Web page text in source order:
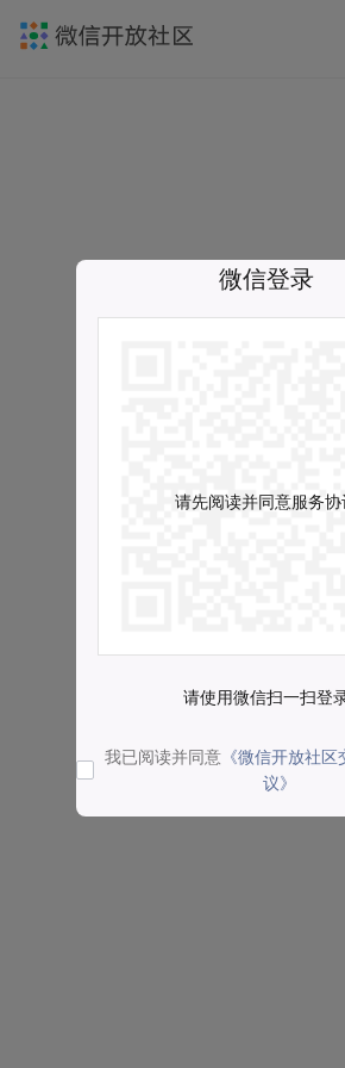
微信登录
请先阅读并同意服务协
请使用微信扫一扫登
我已阅读并同意 《微信开放社
议》